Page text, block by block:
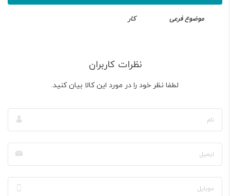
موضوع فرعی کار
نظرات کاربران
لطفا نظر خود را در مورد این کالا بیان کنید.